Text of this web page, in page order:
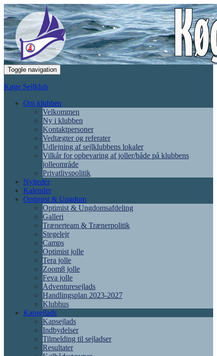
Toggle navigation
Køge Sejlklub
Om klubben
Velkommen
Ny i klubben
Kontaktpersoner
Vedtægter og referater
Udlejning af sejlklubbens lokaler
Vilkår for opbevaring af joller/både på klubbens
jolleområde
Privatlivspolitik
Nyheder
Kalender
Optimist & Ungdom
Optimist & Ungdomsafdeling
Galleri
Trænerteam & Trænerpolitik
Stegelejr
Camps
Optimist jolle
Tera jolle
Zoom8 jolle
Feva jolle
Adventuresejlads
Handlingsplan 2023-2027
Klubhus
Kapsejlads
Kapsejlads
Indbydelser
Tilmelding til sejladser
Resultater